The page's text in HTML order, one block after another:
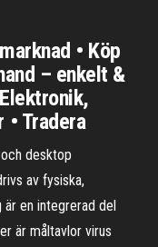
• Köp
– enkelt &
Tradera
desktop
av fysiska,
en integrerad del
är måltavlor virus